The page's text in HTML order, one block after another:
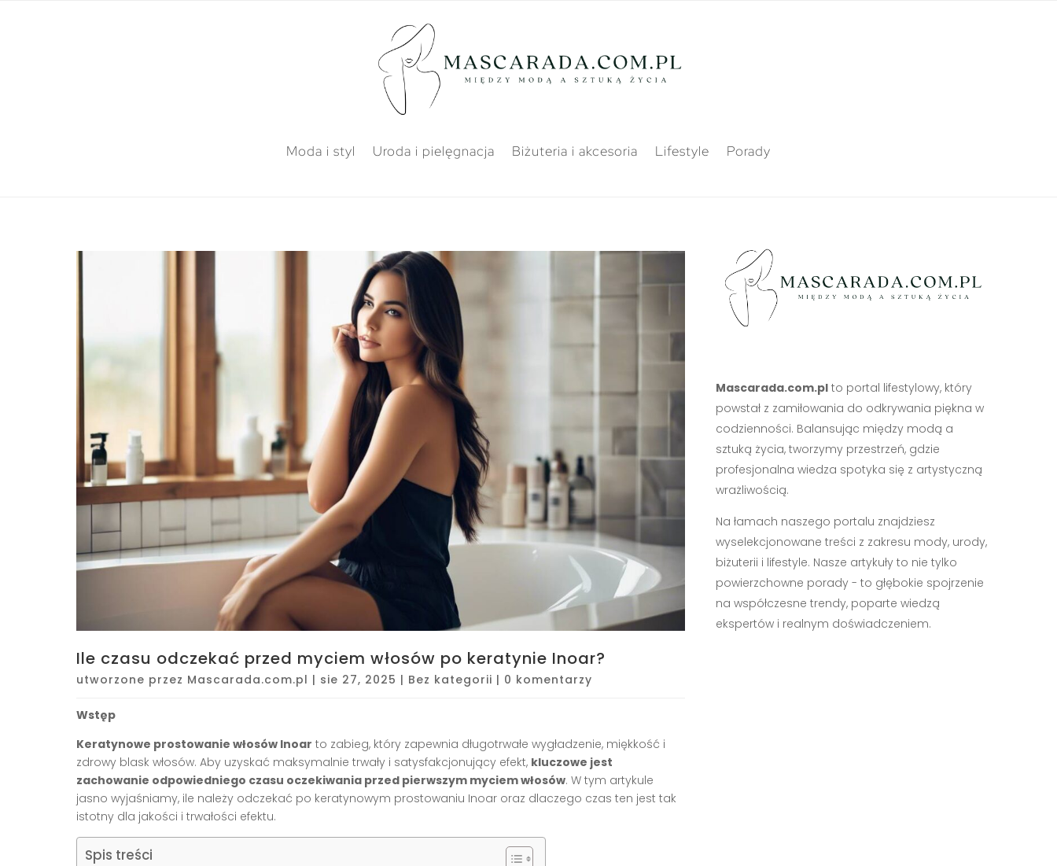
Moda i styl Uroda i pielęgnacja Biżuteria i akcesoria Lifestyle Porady
Ile czasu odczekać przed myciem włosów po keratynie Inoar?
utworzone przez Mascarada.com.pl | sie 27, 2025 | Bez kategorii | 0 komentarzy
Wstęp
Keratynowe prostowanie włosów Inoar to zabieg, który zapewnia długotrwałe wygładzenie, miękkość i
zdrowy blask włosów. Aby uzyskać maksymalnie trwały i satysfakcjonujący efekt, kluczowe jest
zachowanie odpowiedniego czasu oczekiwania przed pierwszym myciem włosów. W tym artykule
jasno wyjaśniamy, ile należy odczekać po keratynowym prostowaniu Inoar oraz dlaczego czas ten jest tak
istotny dla jakości i trwałości efektu.
Spis treści
Mascarada.com.plto portal lifestylowy, który
powstał z zamiłowania do odkrywania piękna w
codzienności. Balansując między modą a
sztuką życia, tworzymy przestrzeń, gdzie
profesjonalna wiedza spotyka się z artystyczną
wrażliwością.
Na łamach naszego portalu znajdziesz
wyselekcjonowane treści z zakresu mody, urody,
biżuterii i lifestyle. Nasze artykuły to nie tylko
powierzchowne porady - to głębokie spojrzenie
na współczesne trendy, poparte wiedzą
ekspertów i realnym doświadczeniem.